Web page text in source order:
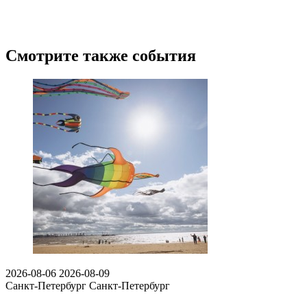
Смотрите также события
2026-08-06 2026-08-09
Санкт-Петербург Санкт-Петербург